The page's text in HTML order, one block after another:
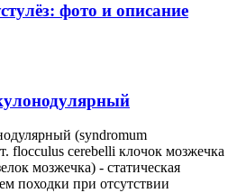
фото и описание
(syndromum
flocculus cerebelli клочок мозжечка
мозжечка) - статическая
походки при отсутствии